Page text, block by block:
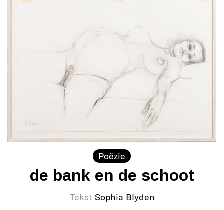
Poëzie
de bank en de schoot
Tekst Sophia Blyden